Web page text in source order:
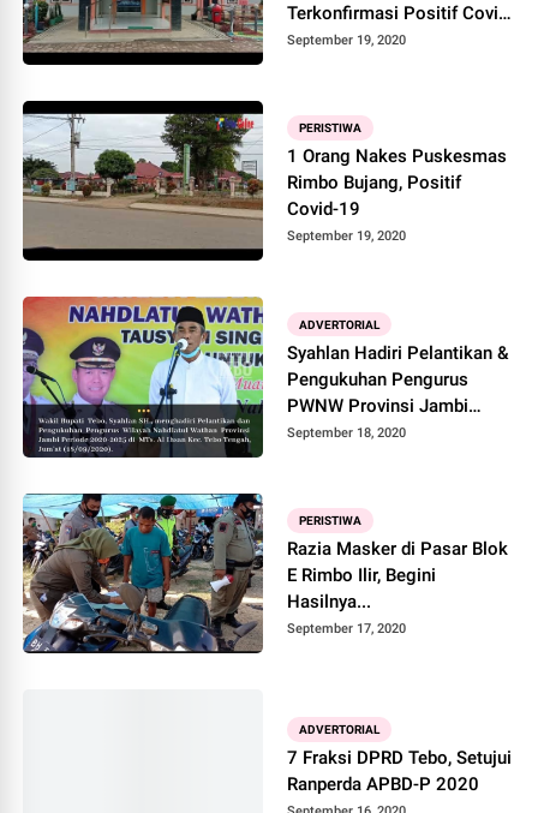
Terkonfirmasi Positif Covid-
19
September 19, 2020
PERISTIWA
1 Orang Nakes Puskesmas
Rimbo Bujang, Positif
Covid-19
September 19, 2020
ADVERTORIAL
Syahlan Hadiri Pelantikan &
Pengukuhan Pengurus
PWNW Provinsi Jambi
2020-2025
September 18, 2020
PERISTIWA
Razia Masker di Pasar Blok
E Rimbo Ilir, Begini
Hasilnya...
September 17, 2020
ADVERTORIAL
7 Fraksi DPRD Tebo, Setujui
Ranperda APBD-P 2020